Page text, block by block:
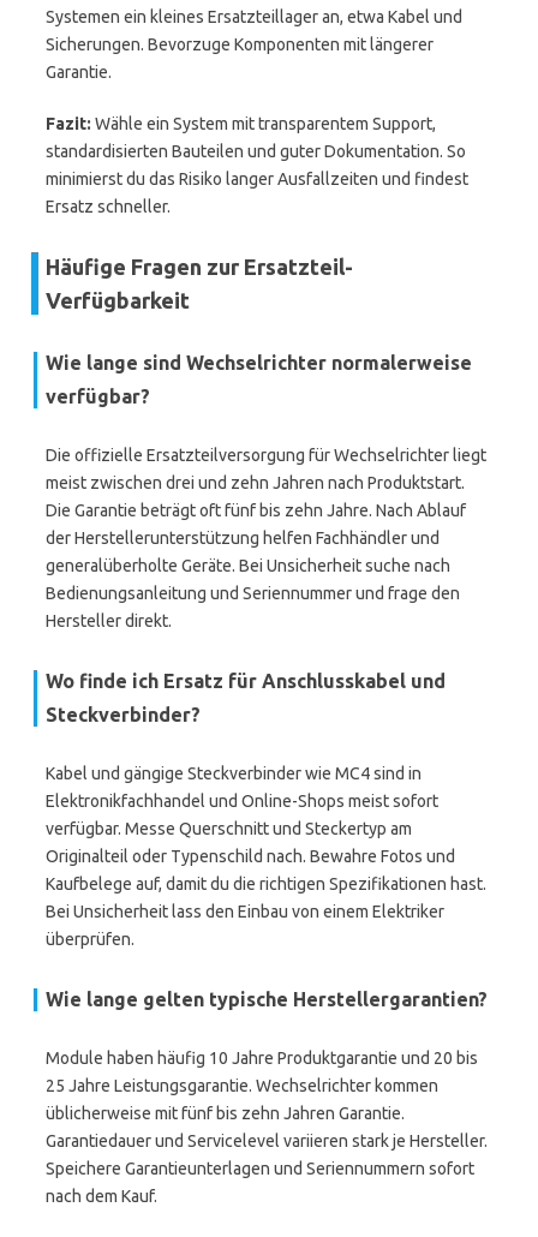
Systemen ein kleines Ersatzteillager an, etwa Kabel und
Sicherungen. Bevorzuge Komponenten mit längerer
Garantie.
Fazit: Wähle ein System mit transparentem Support,
standardisierten Bauteilen und guter Dokumentation. So
minimierst du das Risiko langer Ausfallzeiten und findest
Ersatz schneller.
Häufige Fragen zur Ersatzteil-
Verfügbarkeit
Wie lange sind Wechselrichter normalerweise
verfügbar?
Die offizielle Ersatzteilversorgung für Wechselrichter liegt
meist zwischen drei und zehn Jahren nach Produktstart.
Die Garantie beträgt oft fünf bis zehn Jahre. Nach Ablauf
der Herstellerunterstützung helfen Fachhändler und
generalüberholte Geräte. Bei Unsicherheit suche nach
Bedienungsanleitung und Seriennummer und frage den
Hersteller direkt.
Wo finde ich Ersatz für Anschlusskabel und
Steckverbinder?
Kabel und gängige Steckverbinder wie MC4 sind in
Elektronikfachhandel und Online-Shops meist sofort
verfügbar. Messe Querschnitt und Steckertyp am
Originalteil oder Typenschild nach. Bewahre Fotos und
Kaufbelege auf, damit du die richtigen Spezifikationen hast.
Bei Unsicherheit lass den Einbau von einem Elektriker
überprüfen.
Wie lange gelten typische Herstellergarantien?
Module haben häufig 10 Jahre Produktgarantie und 20 bis
25 Jahre Leistungsgarantie. Wechselrichter kommen
üblicherweise mit fünf bis zehn Jahren Garantie.
Garantiedauer und Servicelevel variieren stark je Hersteller.
Speichere Garantieunterlagen und Seriennummern sofort
nach dem Kauf.